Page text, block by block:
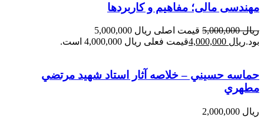
مهندسی مالی؛ مفاهیم و کاربردها
ریال5,000,000
قیمت اصلی ریال 5,000,000
بود.ریال قیمت فعلی ریال 4,000,000 است.
حماسه حسيني – خلاصه آثار استاد شهيد مرتضي
مطهري
ریال